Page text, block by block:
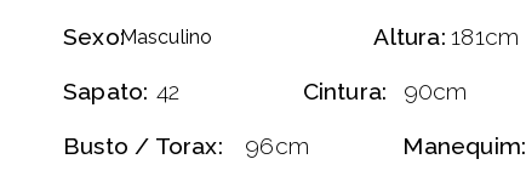
Sexo:Masculino Altura: 181cm
Sapato: 42 Cintura: 90cm
Busto / Torax: 96cm Manequim: